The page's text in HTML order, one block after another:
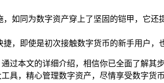
，如同为数字资产穿上了坚固的铠甲，它
，即使是初次接触数字货币的新手用户，
过本文的详细介绍，相信你已全面了解其
具，精心管理数字资产，尽情享受数字